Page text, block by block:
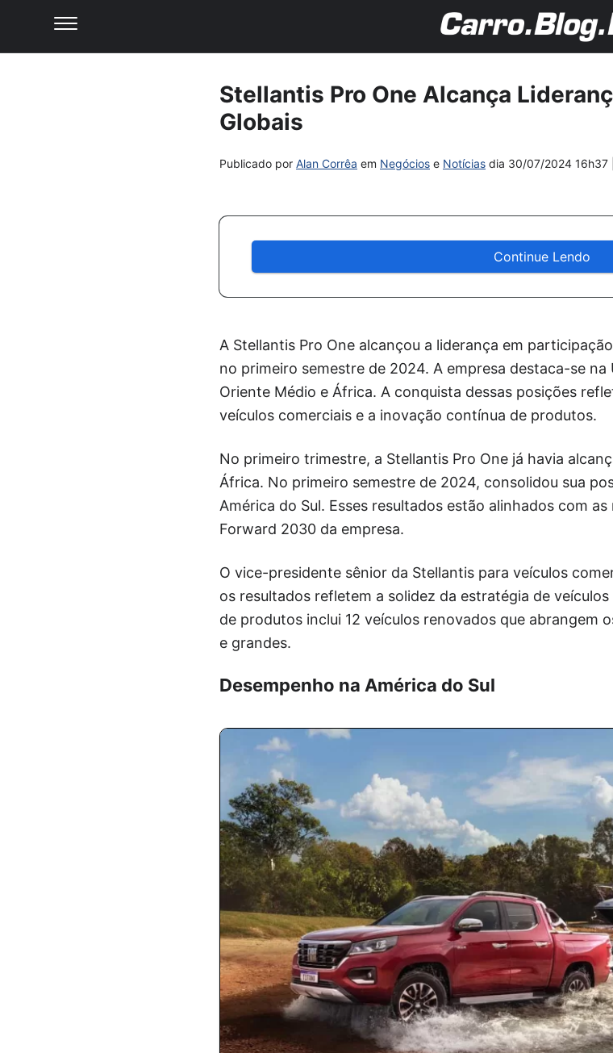
Stellantis Pro One Alcança
Globais
Publicado por Alan Corrêa em Negócios e Notícias dia 30/07/2024 16h37
Continue Lendo
A Stellantis Pro One alcançou a liderança em
no primeiro semestre de 2024. A empresa destaca-se na
Oriente Médio e África. A conquista dessas posições
veículos comerciais e a inovação contínua de produtos.
No primeiro trimestre, a Stellantis Pro One já havia
África. No primeiro semestre de 2024, consolidou sua
América do Sul. Esses resultados estão alinhados com
Forward 2030 da empresa.
O vice-presidente sênior da Stellantis para veículos
os resultados refletem a solidez da estratégia de
de produtos inclui 12 veículos renovados que abrangem
e grandes.
Desempenho na América do Sul